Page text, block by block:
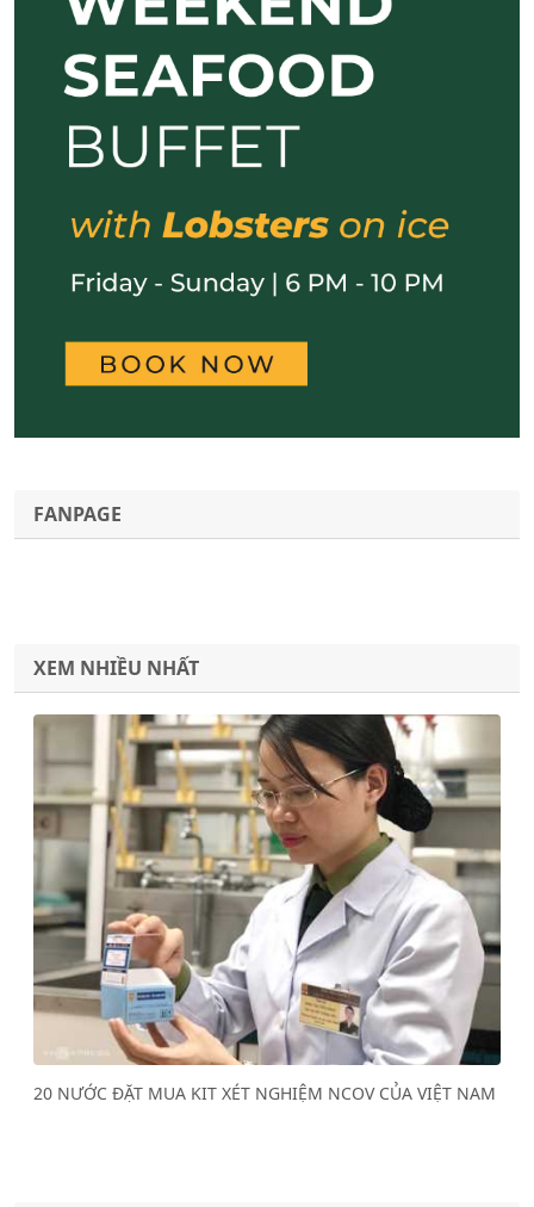
FANPAGE
XEM NHIỀU NHẤT
20 NƯỚC ĐẶT MUA KIT XÉT NGHIỆM NCOV CỦA VIỆT NAM
Previous Next